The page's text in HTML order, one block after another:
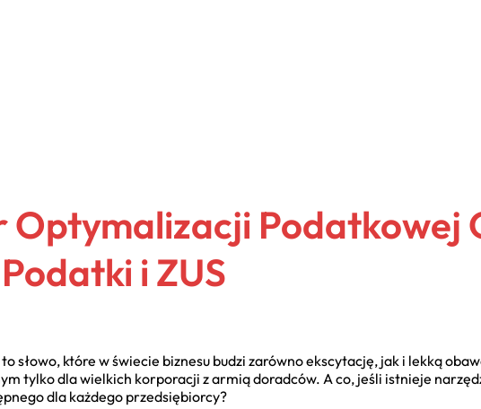
Optymalizacji Podatkowej
i ZUS
słowo, które w świecie biznesu budzi zarówno ekscytację, jak i lekką
tylko dla wielkich korporacji z armią doradców. A co, jeśli istnieje
dla każdego przedsiębiorcy?